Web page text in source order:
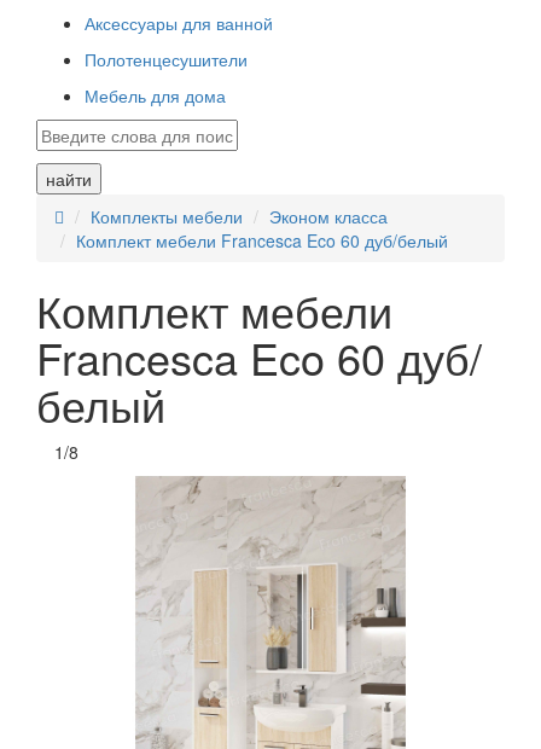
Аксессуары для ванной
Полотенцесушители
Мебель для дома
найти
Комплекты мебели
Эконом класса
Комплект мебели Francesca Eco 60 дуб/белый
Комплект мебели
Francesca Eco 60 дуб/
белый
1/8